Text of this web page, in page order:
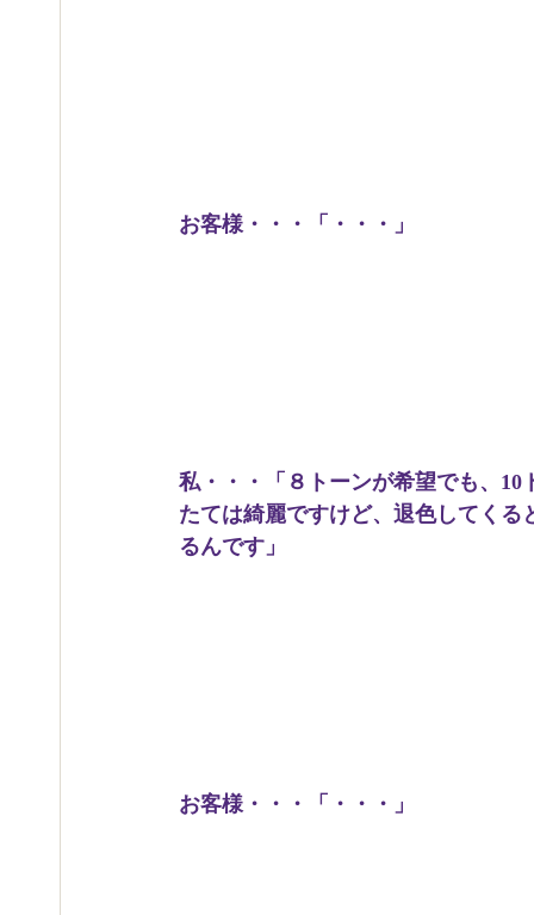
お客様・・・「・・・」
私・・・「８トーンが希望でも、
たては綺麗ですけど、退色してくる
るんです」
お客様・・・「・・・」